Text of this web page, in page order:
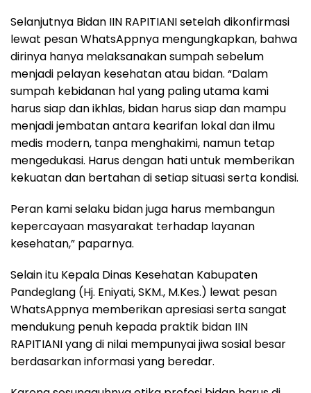
Selanjutnya Bidan IIN RAPITIANI setelah dikonfirmasi
lewat pesan WhatsAppnya mengungkapkan, bahwa
dirinya hanya melaksanakan sumpah sebelum
menjadi pelayan kesehatan atau bidan. “Dalam
sumpah kebidanan hal yang paling utama kami
harus siap dan ikhlas, bidan harus siap dan mampu
menjadi jembatan antara kearifan lokal dan ilmu
medis modern, tanpa menghakimi, namun tetap
mengedukasi. Harus dengan hati untuk memberikan
kekuatan dan bertahan di setiap situasi serta kondisi.
Peran kami selaku bidan juga harus membangun
kepercayaan masyarakat terhadap layanan
kesehatan,” paparnya.
Selain itu Kepala Dinas Kesehatan Kabupaten
Pandeglang (Hj. Eniyati, SKM., M.Kes.) lewat pesan
WhatsAppnya memberikan apresiasi serta sangat
mendukung penuh kepada praktik bidan IIN
RAPITIANI yang di nilai mempunyai jiwa sosial besar
berdasarkan informasi yang beredar.